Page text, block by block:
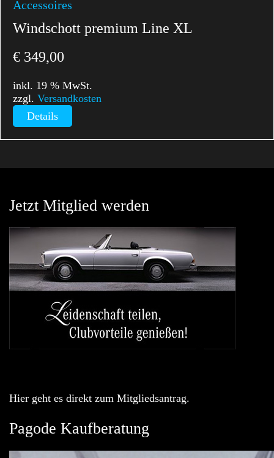
Accessoires
Windschott premium Line XL
€ 349,00
inkl. 19 % MwSt.
zzgl.Versandkosten
Details
Jetzt Mitglied werden
Hier geht es direkt zum Mitgliedsantrag.
Pagode Kaufberatung